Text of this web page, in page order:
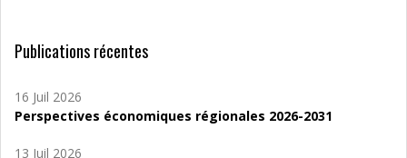
Publications récentes
16 Juil 2026
Perspectives économiques régionales 2026-2031
13 Juil 2026